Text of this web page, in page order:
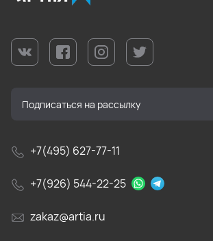
+7(495) 627-77-11
+7(926) 544-22-25
zakaz@artia.ru